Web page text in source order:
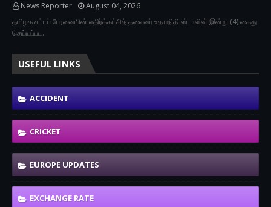
News Reporter
August 04, 2026
தமிழக சட்டப் பேரவையின் எதிர்க்கட்சித் தலைவர் உதயநிதி ஸ்டாலின் இன்று (4) கைது
செய்யப்பட…
USEFUL LINKS
ACCIDENT
CRICKET
EUROPE UPDATES
EXCHANGE RATE